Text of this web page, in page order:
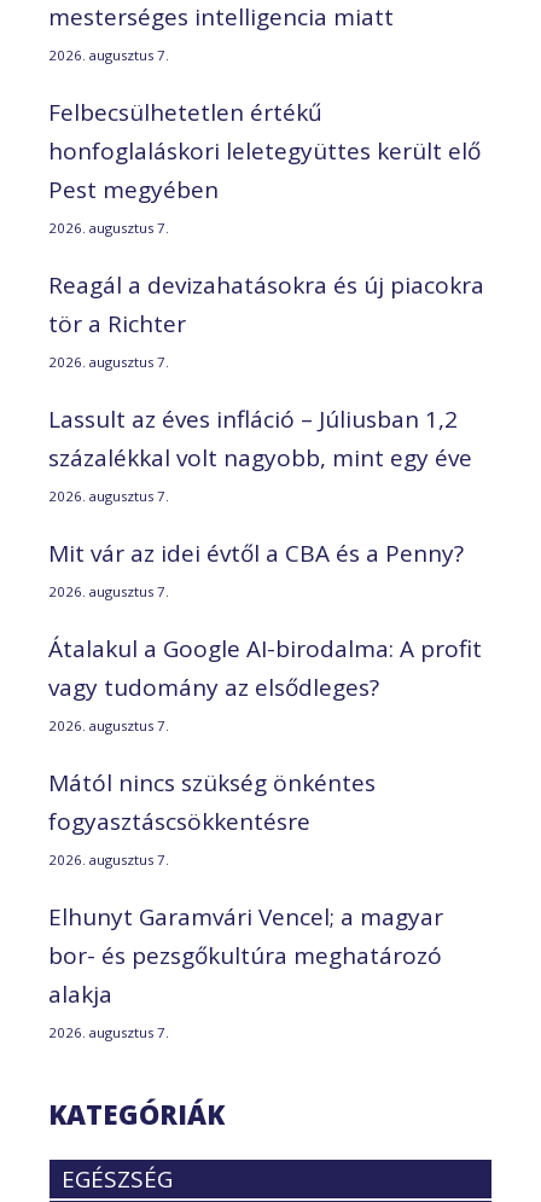
mesterséges intelligencia miatt
2026. augusztus 7.
Felbecsülhetetlen értékű
honfoglaláskori leletegyüttes került elő
Pest megyében
2026. augusztus 7.
Reagál a devizahatásokra és új piacokra
tör a Richter
2026. augusztus 7.
Lassult az éves infláció – Júliusban 1,2
százalékkal volt nagyobb, mint egy éve
2026. augusztus 7.
Mit vár az idei évtől a CBA és a Penny?
2026. augusztus 7.
Átalakul a Google AI-birodalma: A profit
vagy tudomány az elsődleges?
2026. augusztus 7.
Mától nincs szükség önkéntes
fogyasztáscsökkentésre
2026. augusztus 7.
Elhunyt Garamvári Vencel; a magyar
bor- és pezsgőkultúra meghatározó
alakja
2026. augusztus 7.
KATEGÓRIÁK
EGÉSZSÉG